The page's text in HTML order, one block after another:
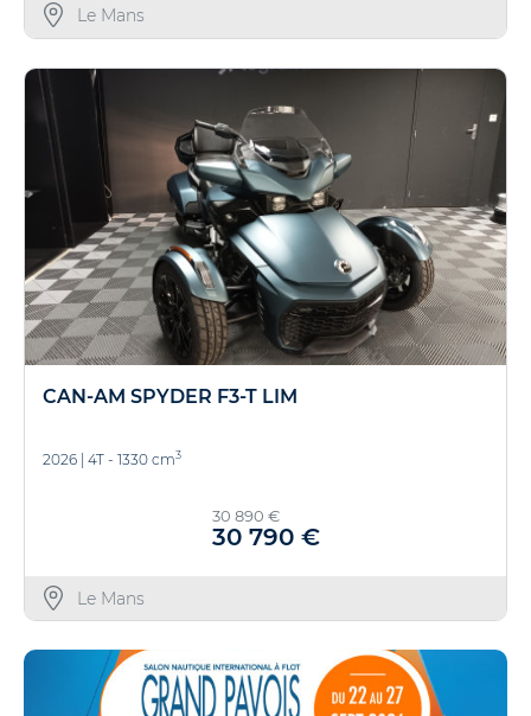
Le Mans
CAN-AM SPYDER F3-T LIM
2026 | 4T - 1330 cm3
30 890 €
30 790 €
Le Mans